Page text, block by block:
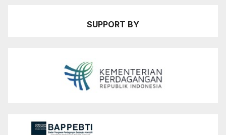
SUPPORT BY